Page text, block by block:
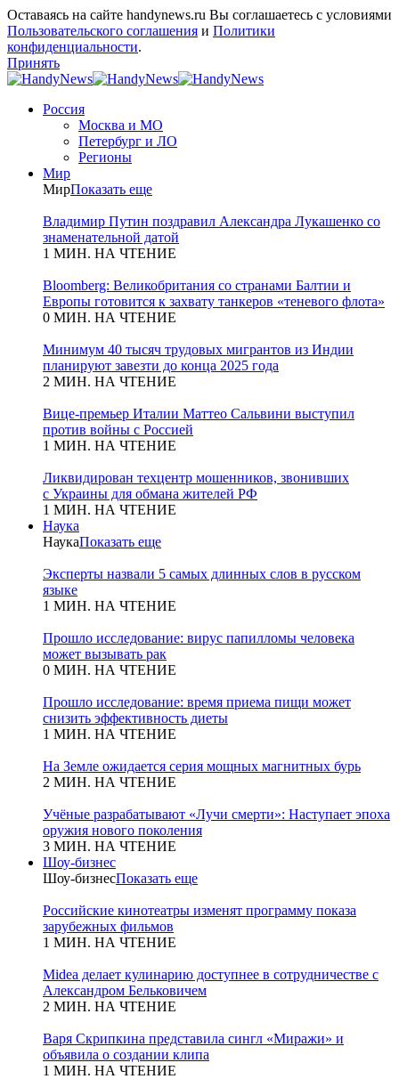
Оставаясь на сайте handynews.ru Вы соглашаетесь с условиями
Пользовательского соглашения и Политики
конфиденциальности.
Принять
Россия
Москва и МО
Петербург и ЛО
Регионы
Мир
МирПоказать еще
Владимир Путин поздравил Александра Лукашенко со
знаменательной датой
1 МИН. НА ЧТЕНИЕ
Bloomberg: Великобритания со странами Балтии и
Европы готовится к захвату танкеров «теневого флота»
0 МИН. НА ЧТЕНИЕ
Минимум 40 тысяч трудовых мигрантов из Индии
планируют завезти до конца 2025 года
2 МИН. НА ЧТЕНИЕ
Вице-премьер Италии Маттео Сальвини выступил
против войны с Россией
1 МИН. НА ЧТЕНИЕ
Ликвидирован техцентр мошенников, звонивших
с Украины для обмана жителей РФ
1 МИН. НА ЧТЕНИЕ
Наука
НаукаПоказать еще
Эксперты назвали 5 самых длинных слов в русском
языке
1 МИН. НА ЧТЕНИЕ
Прошло исследование: вирус папилломы человека
может вызывать рак
0 МИН. НА ЧТЕНИЕ
Прошло исследование: время приема пищи может
снизить эффективность диеты
1 МИН. НА ЧТЕНИЕ
На Земле ожидается серия мощных магнитных бурь
2 МИН. НА ЧТЕНИЕ
Учёные разрабатывают «Лучи смерти»: Наступает эпоха
оружия нового поколения
3 МИН. НА ЧТЕНИЕ
Шоу-бизнес
Шоу-бизнесПоказать еще
Российские кинотеатры изменят программу показа
зарубежных фильмов
1 МИН. НА ЧТЕНИЕ
Midea делает кулинарию доступнее в сотрудничестве с
Александром Бельковичем
2 МИН. НА ЧТЕНИЕ
Варя Скрипкина представила сингл «Миражи» и
объявила о создании клипа
1 МИН. НА ЧТЕНИЕ